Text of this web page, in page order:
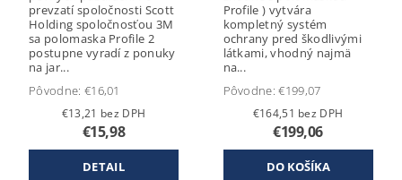
prevzatí spoločnosti Scott
Holding spoločnosťou 3M
sa polomaska Profile 2
postupne vyradí z ponuky
na jar...
Pôvodne: €16,01
€13,21 bez DPH
€15,98
DETAIL
Profile ) vytvára
kompletný systém
ochrany pred škodlivými
látkami, vhodný najmä
na...
Pôvodne:€199,07
€164,51 bez DPH
€199,06